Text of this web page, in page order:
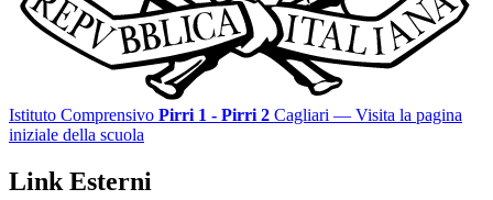
Istituto Comprensivo Pirri 1 - Pirri 2 Cagliari — Visita la pagina
iniziale della scuola
Link Esterni